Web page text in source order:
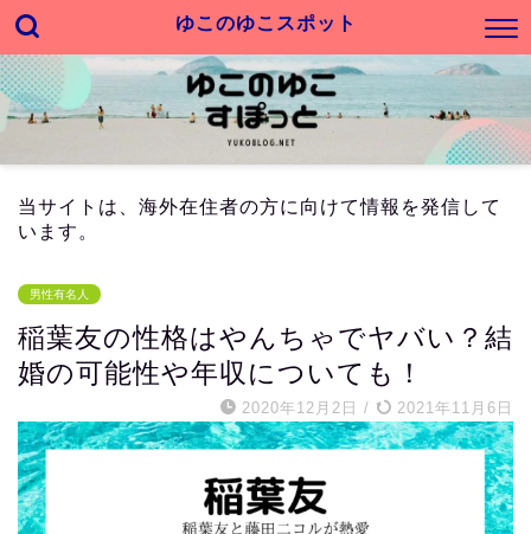
ゆこのゆこスポット
当サイトは、海外在住者の方に向けて情報を発信して
います。
男性有名人
稲葉友の性格はやんちゃでヤバい？結
婚の可能性や年収についても！
2020年12月2日 / 2021年11月6日